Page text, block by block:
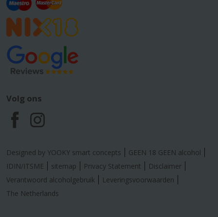
Volg ons
F
a
c
e
I
n
s
t
Designed by YOOKY smart concepts
GEEN 18 GEEN alcohol
IDIN/ITSME
sitemap Privacy Statement
Disclaimer
Verantwoord alcoholgebruik
Leveringsvoorwaarden
The Netherlands